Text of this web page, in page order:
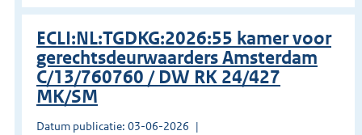
ECLI:NL:TGDKG:2026:55 kamer voor
gerechtsdeurwaarders Amsterdam
C/13/760760 / DW RK 24/427
MK/SM
Datum publicatie: 03-06-2026